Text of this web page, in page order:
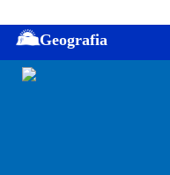
Geografia